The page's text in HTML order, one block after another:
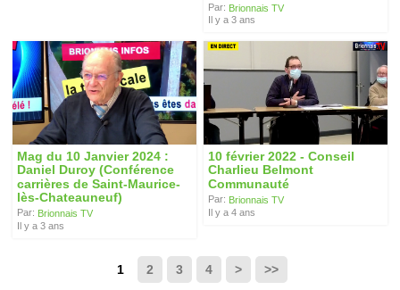
Par: Brionnais TV
Il y a 3 ans
Mag du 10 Janvier 2024 :
Daniel Duroy (Conférence
carrières de Saint-Maurice-
lès-Chateauneuf)
Par: Brionnais TV
Il y a 3 ans
10 février 2022 - Conseil
Charlieu Belmont
Communauté
Par: Brionnais TV
Il y a 4 ans
1 2 3 4 > >>